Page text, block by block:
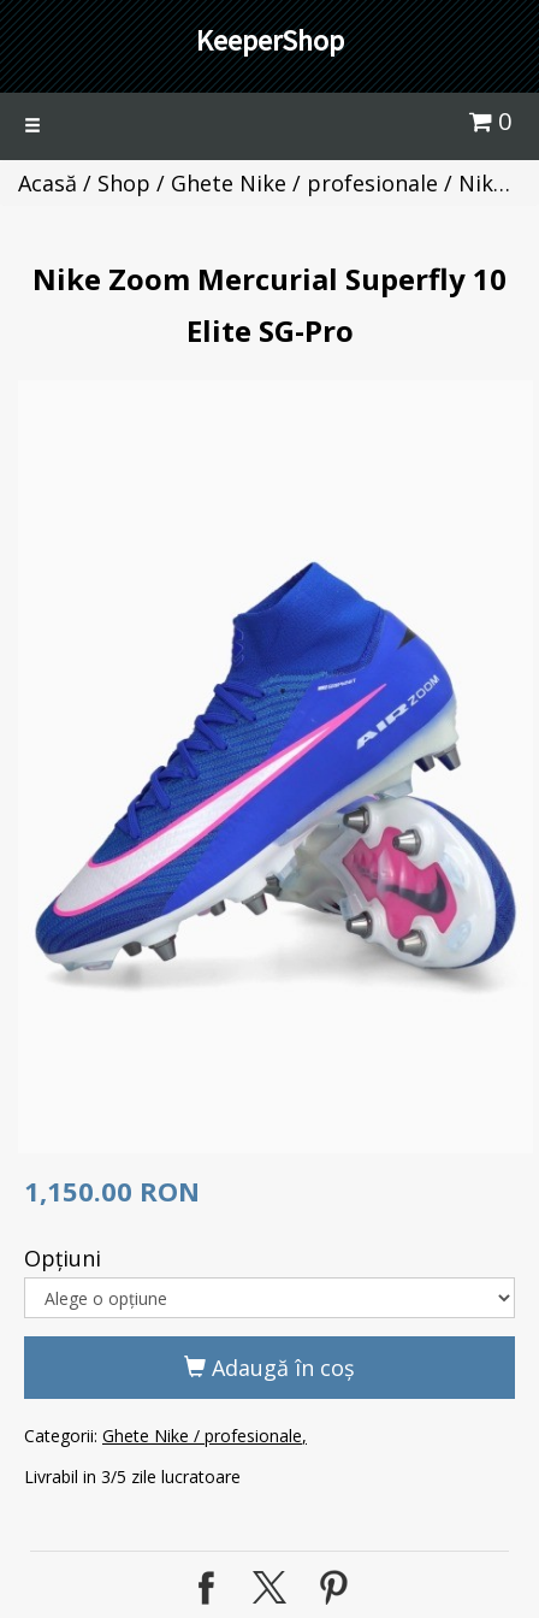
KeeperShop
Toggle
0
Acasă / Shop / Ghete Nike / profesionale / Nike Zoom Mercurial Superfly 10 Elite SG-Pro
Nike Zoom Mercurial Superfly 10
Elite SG-Pro
1,150.00 RON
Opţiuni
Adaugă în coş
Categorii: Ghete Nike / profesionale
Livrabil in 3/5 zile lucratoare